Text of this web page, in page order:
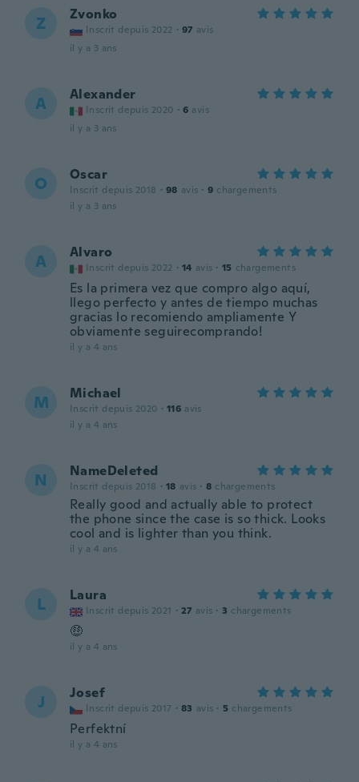
Z Zvonko
Inscrit depuis 2022 · 97 avis
il y a 3 ans
A Alexander
Inscrit depuis 2020 · 6 avis
il y a 3 ans
O Oscar
Inscrit depuis 2018 · 98 avis · 9 chargements
il y a 3 ans
A Alvaro
Inscrit depuis 2022 · 14 avis · 15 chargements
Es la primera vez que compro algo aquí,
llego perfecto y antes de tiempo muchas
gracias lo recomiendo ampliamente Y
obviamente seguirecomprando!
il y a 4 ans
M Michael
Inscrit depuis 2020 · 116 avis
il y a 4 ans
N NameDeleted
Inscrit depuis 2018 · 18 avis · 8 chargements
Really good and actually able to protect
the phone since the case is so thick. Looks
cool and is lighter than you think.
il y a 4 ans
L Laura
Inscrit depuis 2021 · 27 avis · 3 chargements
🤑
il y a 4 ans
J Josef
Inscrit depuis 2017 · 83 avis · 5 chargements
Perfektní
il y a 4 ans